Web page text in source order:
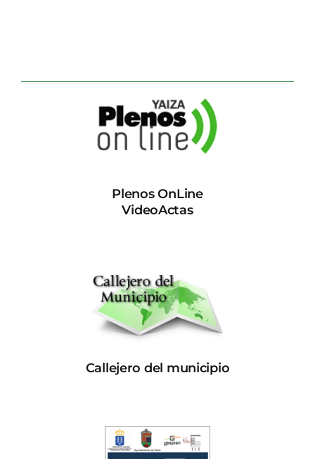
Plenos OnLine
VideoActas
Callejero del municipio